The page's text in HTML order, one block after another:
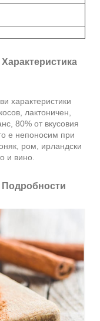
характеристики
лактоничен,
80% от вкусовия
е непоносим при
ром, ирландски
и вино.
Подробности